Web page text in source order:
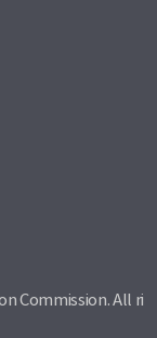
Commission. All ri